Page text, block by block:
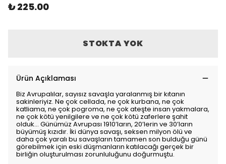
₺ 225.00
STOKTA YOK
Ürün Açıklaması
Biz Avrupalılar, sayısız savaşla yaralanmış bir kıtanın
sakinleriyiz. Ne çok cellada, ne çok kurbana, ne çok
katliama, ne çok pogroma, ne çok ateşte insan yakmalara,
ne çok kötü yenilgilere ve ne çok kötü zaferlere şahit
olduk... Günümüz Avrupası 1910’ların, 20’lerin ve 30’ların
büyümüş kızıdır. İki dünya savaşı, seksen milyon ölü ve
daha çok yaralı bu savaşların tamamen son bulduğu günü
görebilmek için eski düşmanların katılacağı gerçek bir
birliğin oluşturulması zorunluluğunu doğurmuştu.